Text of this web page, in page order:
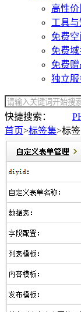
高性价
工具与
免费空
免费域
免费赠
独立
快捷搜索：
首页>标签集>标